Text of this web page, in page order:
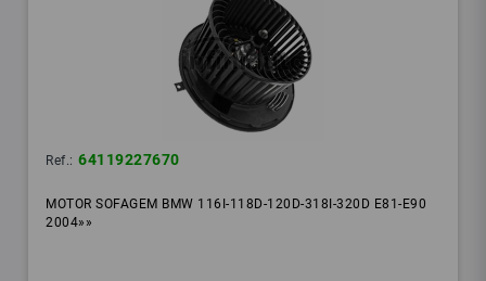
Ref.: 64119227670
MOTOR SOFAGEM BMW 116I-118D-120D-318I-320D E81-E90
2004»»